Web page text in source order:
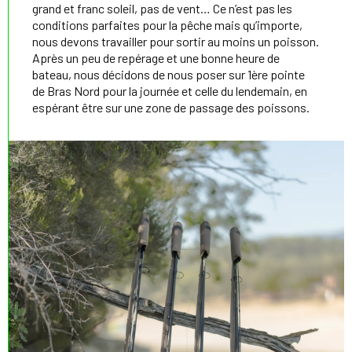
grand et franc soleil, pas de vent… Ce n’est pas les
conditions parfaites pour la pêche mais qu’importe,
nous devons travailler pour sortir au moins un poisson.
Après un peu de repérage et une bonne heure de
bateau, nous décidons de nous poser sur 1ère pointe
de Bras Nord pour la journée et celle du lendemain, en
espérant être sur une zone de passage des poissons.